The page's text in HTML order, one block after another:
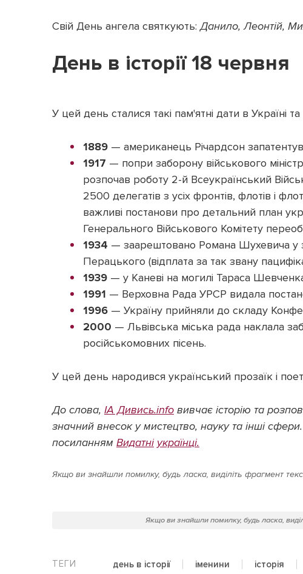
Свій День ангела святкують:Данило, Леонтій,
День в історії 18 червня
У цей день сталися такі пам'ятні дати в Україні та
1889 — американець Річардсон
1917 — попри заборону військового
розпочав роботу 2-й Всеукраїнський
2500 делегатів з усіх фронтів, флотів і
важливі постанови про детальний план
Генерального Військового Комітету
1934 — заарештовано Романа Шухевича у
Перацького (відплата за так звану
1939 — у Каневі на могилі Тараса
1991 — Верховна Рада УРСР видала
1996 — Україну прийняли до складу
2000 — Львівська міська рада наклала
російськомовних пісень.
У цей день народився український прозаїк і поет
До слова, ІА Дивись.info вивчає історію та
значний внесок у мистецтво, науку та інші
посиланням Видатні українці.
Якщо ви знайшли помилку, будь ласка, виділіть фрагмент
Якщо ви знайшли помилку, будь ласка,
день в історії іменини історія